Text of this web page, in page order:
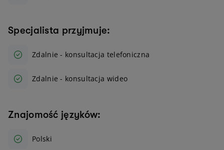
Specjalista przyjmuje:
Zdalnie - konsultacja telefoniczna
Zdalnie - konsultacja wideo
Znajomość języków:
Polski